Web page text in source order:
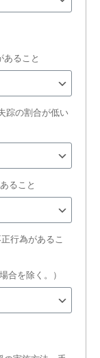
あること
踪の割合が低い
ること
行為があるこ
合を除く。）